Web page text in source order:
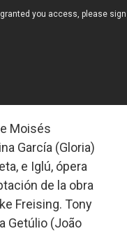
Moisés
García (Gloria)
e Iglú, ópera
de la obra
Freising. Tony
Getúlio (João